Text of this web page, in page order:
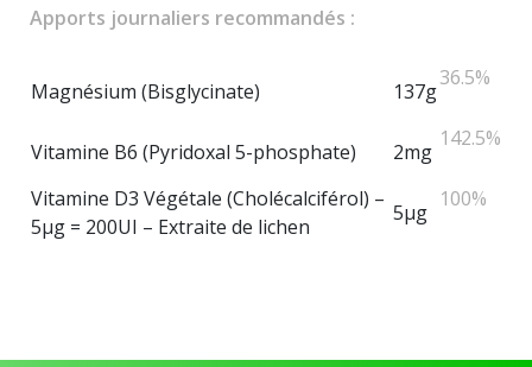
Apports journaliers recommandés :
Magnésium (Bisglycinate) 137g
36.5%
Vitamine B6 (Pyridoxal 5-phosphate) 2mg
142.5%
Vitamine D3 Végétale (Cholécalciférol) –
5µg = 200UI – Extraite de lichen
5µg
100%